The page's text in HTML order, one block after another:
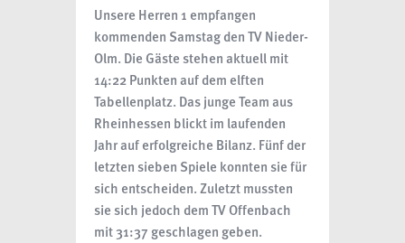
Unsere Herren 1 empfangen
kommenden Samstag den TV Nieder-
Olm. Die Gäste stehen aktuell mit
14:22 Punkten auf dem elften
Tabellenplatz. Das junge Team aus
Rheinhessen blickt im laufenden
Jahr auf erfolgreiche Bilanz. Fünf der
letzten sieben Spiele konnten sie für
sich entscheiden. Zuletzt mussten
sie sich jedoch dem TV Offenbach
mit 31:37 geschlagen geben.